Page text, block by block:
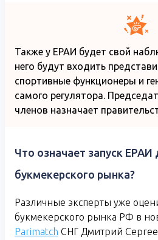
Также у ЕРАИ будет свой
него будут входить
спортивные функционеры и
самого регулятора.
членов назначает
Что означает запуск ЕРАИ
букмекерского рынка?
Различные эксперты уже
букмекерского рынка РФ в
Parimatch СНГ Дмитрий